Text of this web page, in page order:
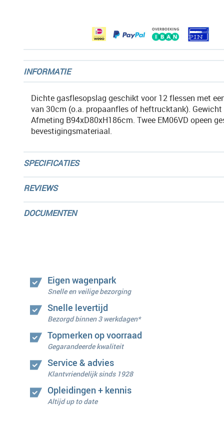
INFORMATIE
Dichte gasflesopslag geschikt voor 12 flessen met
van 30cm (o.a. propaanfles of heftrucktank). Gewicht
Afmeting B94xD80xH186cm. Twee EM06VD opeen
bevestigingsmateriaal.
SPECIFICATIES
REVIEWS
DOCUMENTEN
Eigen wagenpark
Snelle en veilige bezorging
Snelle levertijd
Bezorgd binnen 3 werkdagen*
Topmerken op voorraad
Gegarandeerde kwaliteit
Service & advies
Klantvriendelijk sinds 1928
Opleidingen + kennis
Altijd up to date